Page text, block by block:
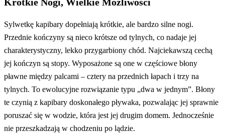
Sylwetkę kapibary dopełniają krótkie, ale bardzo silne nogi.
Przednie kończyny są nieco krótsze od tylnych, co nadaje jej
charakterystyczny, lekko przygarbiony chód. Najciekawszą cechą
jej kończyn są stopy. Wyposażone są one w częściowe błony
pławne między palcami – cztery na przednich łapach i trzy na
tylnych. To ewolucyjne rozwiązanie typu „dwa w jednym”. Błony
te czynią z kapibary doskonałego pływaka, pozwalając jej sprawnie
poruszać się w wodzie, która jest jej drugim domem. Jednocześnie
nie przeszkadzają w chodzeniu po lądzie.